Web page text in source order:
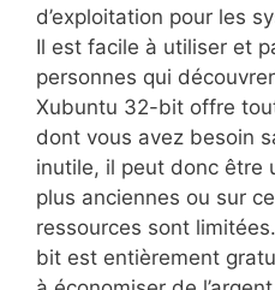
d’exploitation pour les
Il est facile à utiliser et
personnes qui
Xubuntu 32-bit offre
dont vous avez besoin
inutile, il peut donc être
plus anciennes ou sur
ressources sont
bit est entièrement